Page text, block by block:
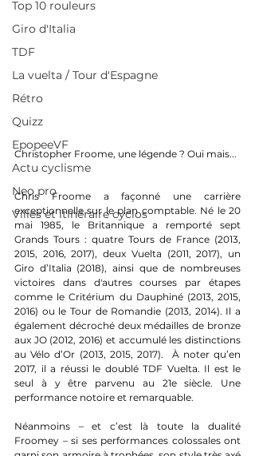
Top 10 rouleurs
Giro d'Italia
TDF
La vuelta / Tour d'Espagne
Rétro
Quizz
EpopeeVF
Actu cyclisme
Neo pro
Villes et itinéraire cyclos
Christopher Froome, une légende ? Oui mais...
Chris Froome a façonné une carrière
exceptionnelle sur le plan comptable. Né le 20
mai 1985, le Britannique a remporté sept
Grands Tours : quatre Tours de France (2013,
2015, 2016, 2017), deux Vuelta (2011, 2017), un
Giro d’Italia (2018), ainsi que de nombreuses
victoires dans d'autres courses par étapes
comme le Critérium du Dauphiné (2013, 2015,
2016) ou le Tour de Romandie (2013, 2014). Il a
également décroché deux médailles de bronze
aux JO (2012, 2016) et accumulé les distinctions
au Vélo d’Or (2013, 2015, 2017).  À noter qu’en
2017, il a réussi le doublé TDF Vuelta. Il est le
seul à y être parvenu au 21e siècle. Une
performance notoire et remarquable.
Néanmoins – et c’est là toute la dualité
Froomey – si ses performances colossales ont